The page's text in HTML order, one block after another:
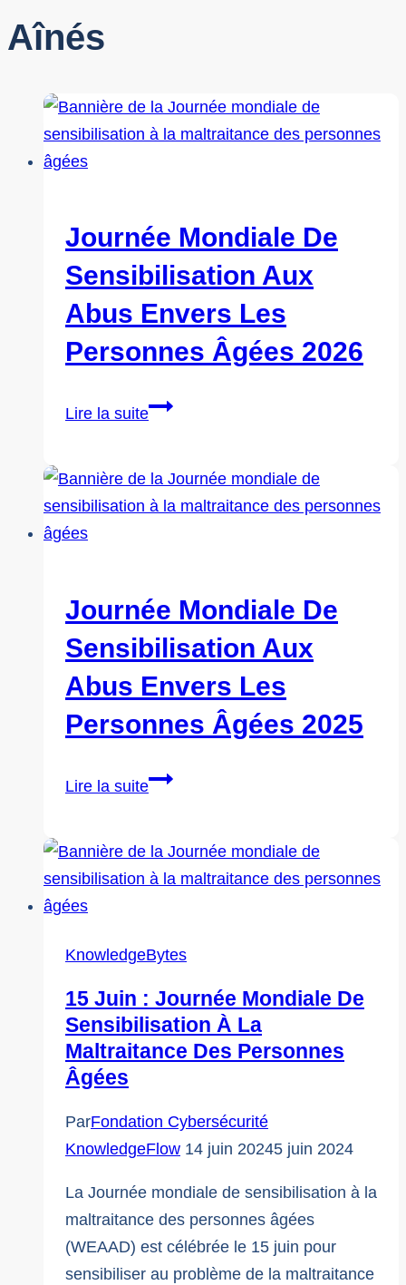
Aînés
Journée Mondiale De
Sensibilisation Aux
Abus Envers Les
Personnes Âgées 2026
Lire la suiteJournée
sensibilisation
aux
les
personnes
âgées
2026
Journée Mondiale De
Sensibilisation Aux
Abus Envers Les
Personnes Âgées 2025
Lire la suiteJournée
sensibilisation
aux
les
personnes
âgées
2025
KnowledgeBytes
15 Juin : Journée Mondiale De
Sensibilisation À La
Maltraitance Des Personnes
Âgées
ParFondation Cybersécurité
KnowledgeFlow 14 juin 20245 juin 2024
La Journée mondiale de sensibilisation à la
maltraitance des personnes âgées
(WEAAD) est célébrée le 15 juin pour
sensibiliser au problème de la maltraitance